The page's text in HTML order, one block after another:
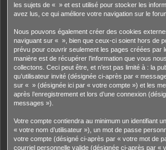
les sujets de « » et est utilisé pour stocker les
avez lus, ce qui améliore votre navigation sur le
Nous pouvons également créer des cookies
naviguant sur « », bien que ceux-ci soient hors de
prévu pour couvrir seulement les pages créées par
manière est de récupérer l’information que vous
collectons. Ceci peut être, et n’est pas limité à : la
qu’utilisateur invité (désignée ci-après par «
sur « » (désignée ici par « votre compte ») et les
après l’enregistrement et lors d’une connexion
messages »).
Votre compte contiendra au minimum un identifiant
« votre nom d’utilisateur »), un mot de passe
votre compte (désigné ci-après par « votre mot de
courriel personnelle valide (désignée ci-après par «